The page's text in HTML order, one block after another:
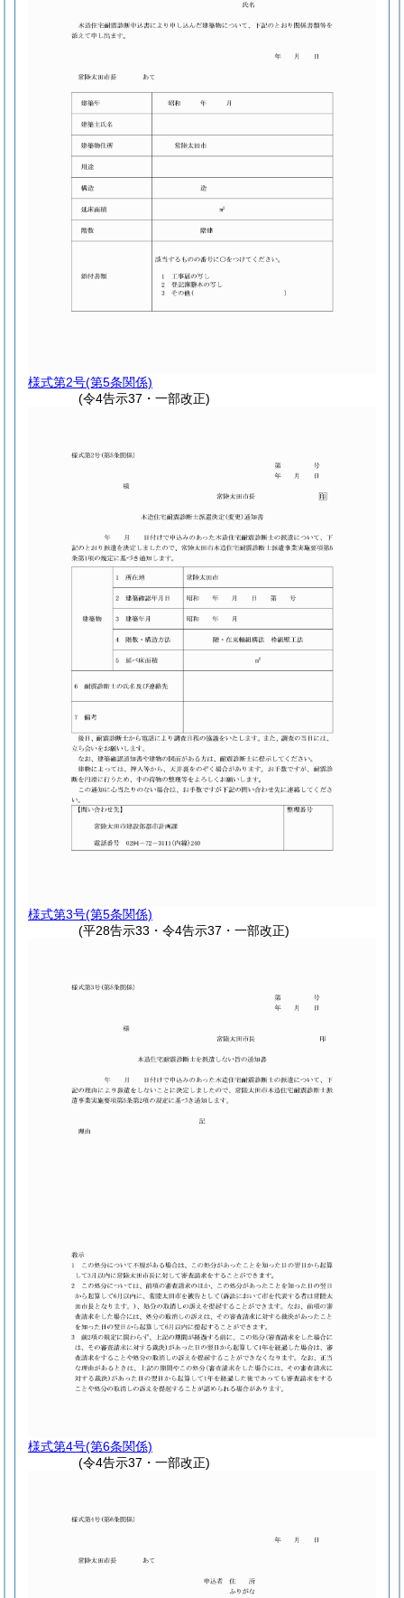
様式第2号(第5条関係)
(令4告示37・一部改正)
様式第3号(第5条関係)
(平28告示33・令4告示37・一部改正)
様式第4号(第6条関係)
(令4告示37・一部改正)